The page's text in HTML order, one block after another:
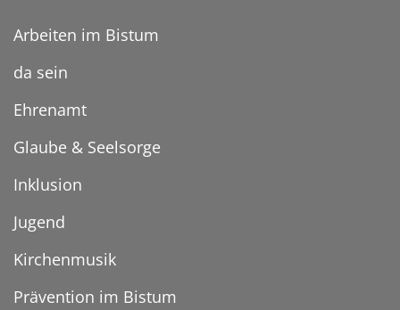
Arbeiten im Bistum
da sein
Ehrenamt
Glaube & Seelsorge
Inklusion
Jugend
Kirchenmusik
Prävention im Bistum